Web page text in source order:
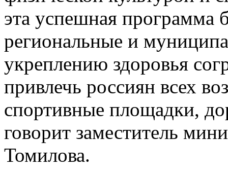
эта успешная программа
региональные и
укреплению здоровья
привлечь россиян всех
спортивные площадки,
говорит заместитель
Томилова.